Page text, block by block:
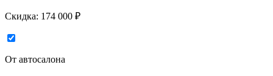
Скидка: 174 000 ₽
От автосалона